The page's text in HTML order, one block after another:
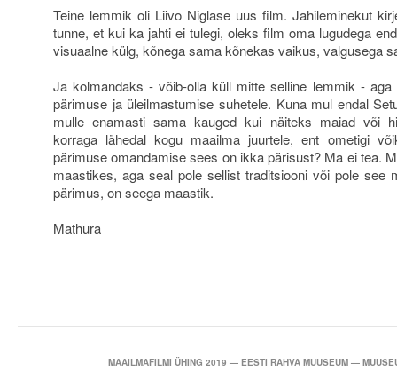
Teine lemmik oli Liivo Niglase uus film. Jahileminekut
tunne, et kui ka jahti ei tulegi, oleks film oma lugudega
visuaalne külg, kõnega sama kõnekas vaikus, valgusega
Ja kolmandaks - võib-olla küll mitte selline lemmik -
pärimuse ja üleilmastumise suhetele. Kuna mul endal
mulle enamasti sama kauged kui näiteks maiad või
korraga lähedal kogu maailma juurtele, ent ometigi
pärimuse omandamise sees on ikka pärisust? Ma ei tea.
maastikes, aga seal pole sellist traditsiooni või pole see
pärimus, on seega maastik.
Mathura
MAAILMAFILMI ÜHING 2019 — EESTI RAHVA MUUSEUM —